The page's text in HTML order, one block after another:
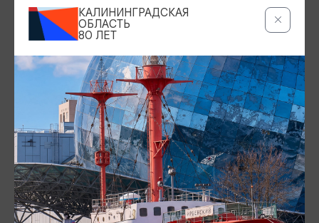
КАЛИНИНГРАДСКАЯ
ОБЛАСТЬ
80 ЛЕТ